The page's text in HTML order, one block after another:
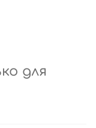
для